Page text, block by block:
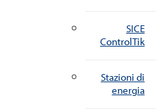
SICE
ControlTik
Stazioni di
energia